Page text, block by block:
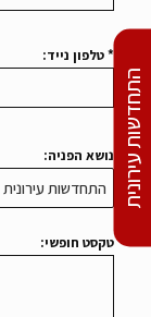
התחדשות עירונית
* טלפון נייד:
נושא הפניה:
טקסט חופשי: